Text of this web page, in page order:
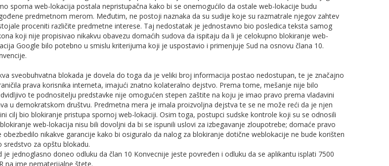
sporna web-lokacija postala nepristupačna kako bi se onemogućilo da ostale web-lokacije budu
predmetnom merom. Međutim, ne postoji naznaka da su sudije koje su razmatrale njegov zahtev
proceniti različite predmetne interese. Taj nedostatak je jednostavno bio posledica teksta samog
koji nije propisivao nikakvu obavezu domaćih sudova da ispitaju da li je celokupno blokiranje web-
Google bilo potebno u smislu kriterijuma koji je uspostavio i primenjuje Sud na osnovu člana 10.
sveobuhvatna blokada je dovela do toga da je veliki broj informacija postao nedostupan, te je značajno
prava korisnika interneta, imajući znatno kolateralno dejstvo. Prema tome, mešanje nije bilo
te podnositelju predstavke nije omogućen stepen zaštite na koju je imao pravo prema vladavini
u demokratskom društvu. Predmetna mera je imala proizvoljna dejstva te se ne može reći da je njen
cilj bio blokiranje pristupa spornoj web-lokaciji. Osim toga, postupci sudske kontrole koji su se odnosili
web-lokacija nisu bili dovoljni da bi se ispunili uslovi za izbegavanje zloupotrebe; domaće pravo
obezbedilo nikakve garancije kako bi osiguralo da nalog za blokiranje dotične weblokacije ne bude korišten
sredstvo za opštu blokadu.
je jednoglasno doneo odluku da član 10 Konvecnije jeste povređen i odluku da se aplikantu isplati 7500
na ime nematerijalne štete.